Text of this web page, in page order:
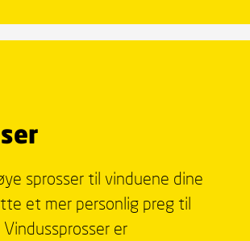
sprosser til vinduene dine
et mer personlig preg til
er